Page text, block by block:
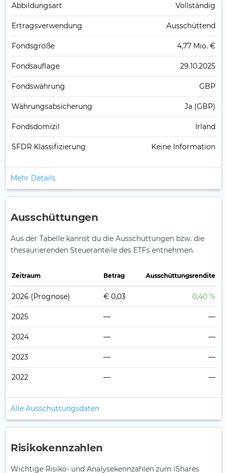
Abbildungs­art Vollständig
Ertrags­verwendung Ausschüttend
Fonds­größe 4,77 Mio. €
Fonds­auflage 29.10.2025
Fonds­währung GBP
Währungsabsicherung Ja (GBP)
Fondsdomizil Irland
SFDR Klassifizierung Keine Information
Mehr Details
Ausschüttungen
Aus der Tabelle kannst du die Ausschüttungen bzw. die
thesaurierenden Steueranteile des ETFs entnehmen.
Zeitraum Betrag Ausschüttungsrendite
2026 (Prognose) € 0,03 0,40 %
2025 — —
2024 — —
2023 — —
2022 — —
Alle Ausschüttungsdaten
Risikokennzahlen
Wichtige Risiko- und Analysekennzahlen zum iShares